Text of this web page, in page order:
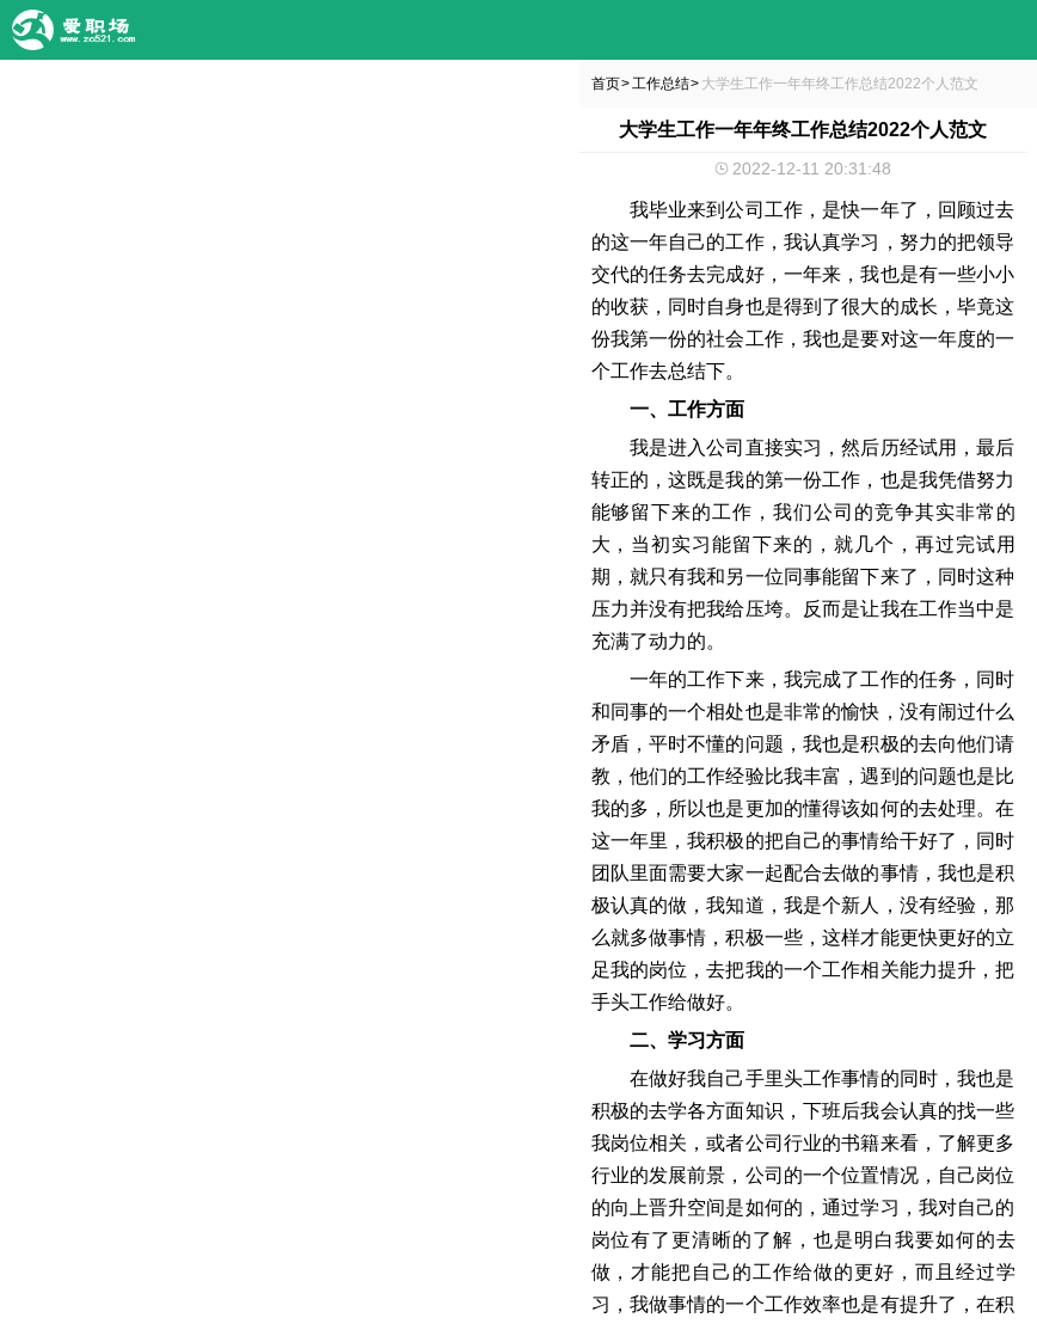
首页> 工作总结> 大学生工作一年年终工作总结2022个人范文
大学生工作一年年终工作总结2022个人范文
2022-12-11 20:31:48
我毕业来到公司工作，是快一年了，回顾过去
的这一年自己的工作，我认真学习，努力的把领导
交代的任务去完成好，一年来，我也是有一些小小
的收获，同时自身也是得到了很大的成长，毕竟这
份我第一份的社会工作，我也是要对这一年度的一
个工作去总结下。
一、工作方面
我是进入公司直接实习，然后历经试用，最后
转正的，这既是我的第一份工作，也是我凭借努力
能够留下来的工作，我们公司的竞争其实非常的
大，当初实习能留下来的，就几个，再过完试用
期，就只有我和另一位同事能留下来了，同时这种
压力并没有把我给压垮。反而是让我在工作当中是
充满了动力的。
一年的工作下来，我完成了工作的任务，同时
和同事的一个相处也是非常的愉快，没有闹过什么
矛盾，平时不懂的问题，我也是积极的去向他们请
教，他们的工作经验比我丰富，遇到的问题也是比
我的多，所以也是更加的懂得该如何的去处理。在
这一年里，我积极的把自己的事情给干好了，同时
团队里面需要大家一起配合去做的事情，我也是积
极认真的做，我知道，我是个新人，没有经验，那
么就多做事情，积极一些，这样才能更快更好的立
足我的岗位，去把我的一个工作相关能力提升，把
手头工作给做好。
二、学习方面
在做好我自己手里头工作事情的同时，我也是
积极的去学各方面知识，下班后我会认真的找一些
我岗位相关，或者公司行业的书籍来看，了解更多
行业的发展前景，公司的一个位置情况，自己岗位
的向上晋升空间是如何的，通过学习，我对自己的
岗位有了更清晰的了解，也是明白我要如何的去
做，才能把自己的工作给做的更好，而且经过学
习，我做事情的一个工作效率也是有提升了，在积